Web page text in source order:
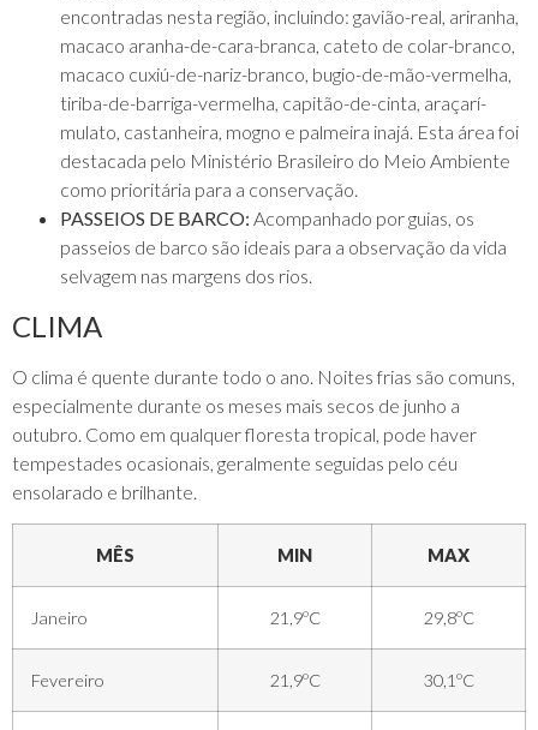
encontradas nesta região, incluindo: gavião-real, ariranha,
macaco aranha-de-cara-branca, cateto de colar-branco,
macaco cuxiú-de-nariz-branco, bugio-de-mão-vermelha,
tiriba-de-barriga-vermelha, capitão-de-cinta, araçarí-
mulato, castanheira, mogno e palmeira inajá. Esta área foi
destacada pelo Ministério Brasileiro do Meio Ambiente
como prioritária para a conservação.
PASSEIOS DE BARCO: Acompanhado por guias, os
passeios de barco são ideais para a observação da vida
selvagem nas margens dos rios.
CLIMA
O clima é quente durante todo o ano. Noites frias são comuns,
especialmente durante os meses mais secos de junho a
outubro. Como em qualquer floresta tropical, pode haver
tempestades ocasionais, geralmente seguidas pelo céu
ensolarado e brilhante.
MÊS MIN MAX
Janeiro 21,9ºC 29,8ºC
Fevereiro 21,9ºC 30,1ºC